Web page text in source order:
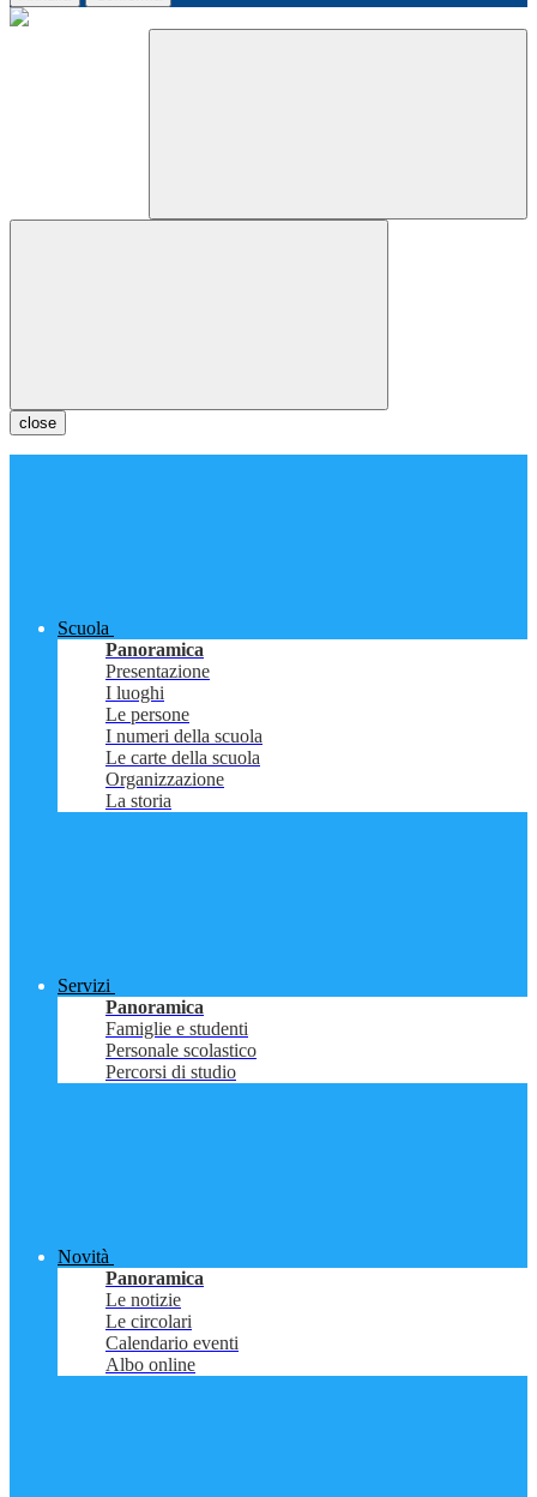
close
Scuola
Panoramica
Presentazione
I luoghi
Le persone
I numeri della scuola
Le carte della scuola
Organizzazione
La storia
Servizi
Panoramica
Famiglie e studenti
Personale scolastico
Percorsi di studio
Novità
Panoramica
Le notizie
Le circolari
Calendario eventi
Albo online